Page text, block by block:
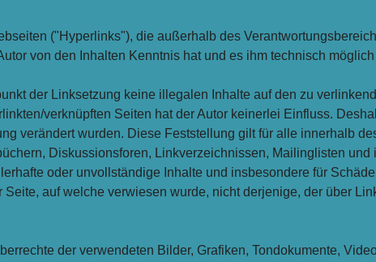
("Hyperlinks"), die außerhalb des
von den Inhalten Kenntnis hat und es ihm technisch
der Linksetzung keine illegalen Inhalte auf den zu
verknüpften Seiten hat der Autor keinerlei Einfluss.
verändert wurden. Diese Feststellung gilt für alle innerhalb
Diskussionsforen, Linkverzeichnissen, Mailinglisten
oder unvollständige Inhalte und insbesondere für
Seite, auf welche verwiesen wurde, nicht derjenige, der über
der verwendeten Bilder, Grafiken, Tondokumente,